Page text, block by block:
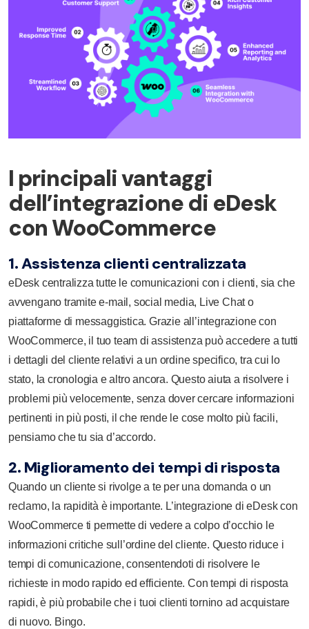
I principali vantaggi
dell’integrazione di eDesk
con WooCommerce
1. Assistenza clienti centralizzata
eDesk centralizza tutte le comunicazioni con i clienti, sia che
avvengano tramite e-mail, social media, Live Chat o
piattaforme di messaggistica. Grazie all’integrazione con
WooCommerce, il tuo team di assistenza può accedere a tutti
i dettagli del cliente relativi a un ordine specifico, tra cui lo
stato, la cronologia e altro ancora. Questo aiuta a risolvere i
problemi più velocemente, senza dover cercare informazioni
pertinenti in più posti, il che rende le cose molto più facili,
pensiamo che tu sia d’accordo.
2. Miglioramento dei tempi di risposta
Quando un cliente si rivolge a te per una domanda o un
reclamo, la rapidità è importante. L’integrazione di eDesk con
WooCommerce ti permette di vedere a colpo d’occhio le
informazioni critiche sull’ordine del cliente. Questo riduce i
tempi di comunicazione, consentendoti di risolvere le
richieste in modo rapido ed efficiente. Con tempi di risposta
rapidi, è più probabile che i tuoi clienti tornino ad acquistare
di nuovo. Bingo.